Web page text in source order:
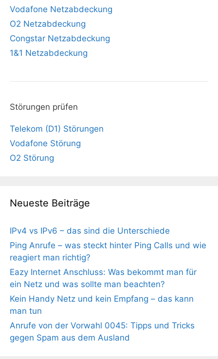
Vodafone Netzabdeckung
O2 Netzabdeckung
Congstar Netzabdeckung
1&1 Netzabdeckung
Störungen prüfen
Telekom (D1) Störungen
Vodafone Störung
O2 Störung
Neueste Beiträge
IPv4 vs IPv6 – das sind die Unterschiede
Ping Anrufe – was steckt hinter Ping Calls und wie
reagiert man richtig?
Eazy Internet Anschluss: Was bekommt man für
ein Netz und was sollte man beachten?
Kein Handy Netz und kein Empfang – das kann
man tun
Anrufe von der Vorwahl 0045: Tipps und Tricks
gegen Spam aus dem Ausland